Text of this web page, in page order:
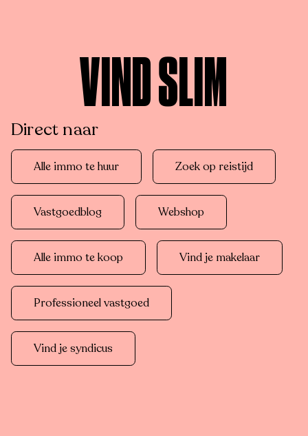
VIND SLIM
Direct naar
Alle immo te huur Zoek op reistijd
Vastgoedblog Webshop
Alle immo te koop Vind je makelaar
Professioneel vastgoed
Vind je syndicus